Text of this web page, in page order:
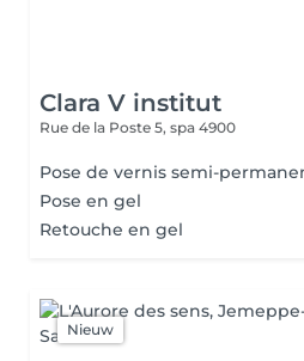
Clara V institut
Rue de la Poste 5, spa 4900
Pose de vernis semi-
Pose en gel
Retouche en gel
Nieuw